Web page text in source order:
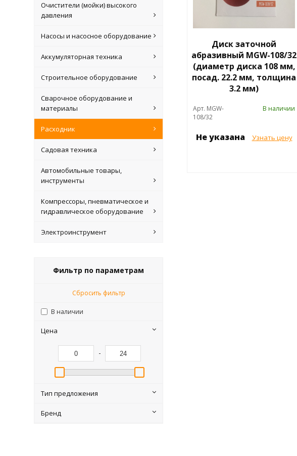
Очистители (мойки) высокого
давления
Насосы и насосное оборудование
Аккумуляторная техника
Строительное оборудование
Сварочное оборудование и
материалы
Расходник
Садовая техника
Автомобильные товары,
инструменты
Компрессоры, пневматическое и
гидравлическое оборудование
Электроинструмент
Фильтр по параметрам
Сбросить фильтр
В наличии
Цена
-
Тип предложения
Бренд
Диск заточной
абразивный MGW-108/32
(диаметр диска 108 мм,
посад. 22.2 мм, толщина
3.2 мм)
Арт. MGW-
108/32
В наличии
Не указана Узнать цену